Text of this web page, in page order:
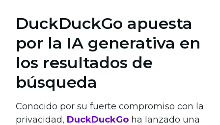
DuckDuckGo apuesta
por la IA generativa en
los resultados de
búsqueda
Conocido por su fuerte compromiso con la
privacidad, DuckDuckGo ha lanzado una